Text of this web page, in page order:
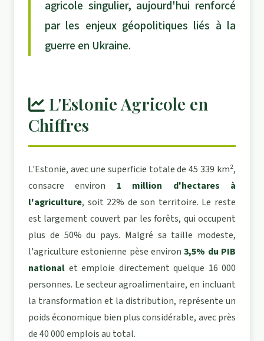
agricole singulier, aujourd'hui renforcé
par les enjeux géopolitiques liés à la
guerre en Ukraine.
L'Estonie Agricole en
Chiffres
L'Estonie, avec une superficie totale de 45 339 km²,
consacre environ 1 million d'hectares à
l'agriculture, soit 22% de son territoire. Le reste
est largement couvert par les forêts, qui occupent
plus de 50% du pays. Malgré sa taille modeste,
l'agriculture estonienne pèse environ3,5% du PIB
national et emploie directement quelque 16 000
personnes. Le secteur agroalimentaire, en incluant
la transformation et la distribution, représente un
poids économique bien plus considérable, avec près
de 40 000 emplois au total.